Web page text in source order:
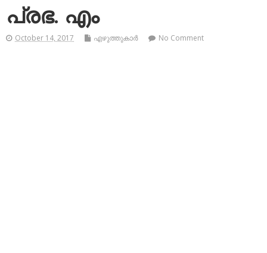
പ്രഭ. എം
October 14, 2017 എഴുത്തുകാര്‍ No Comment